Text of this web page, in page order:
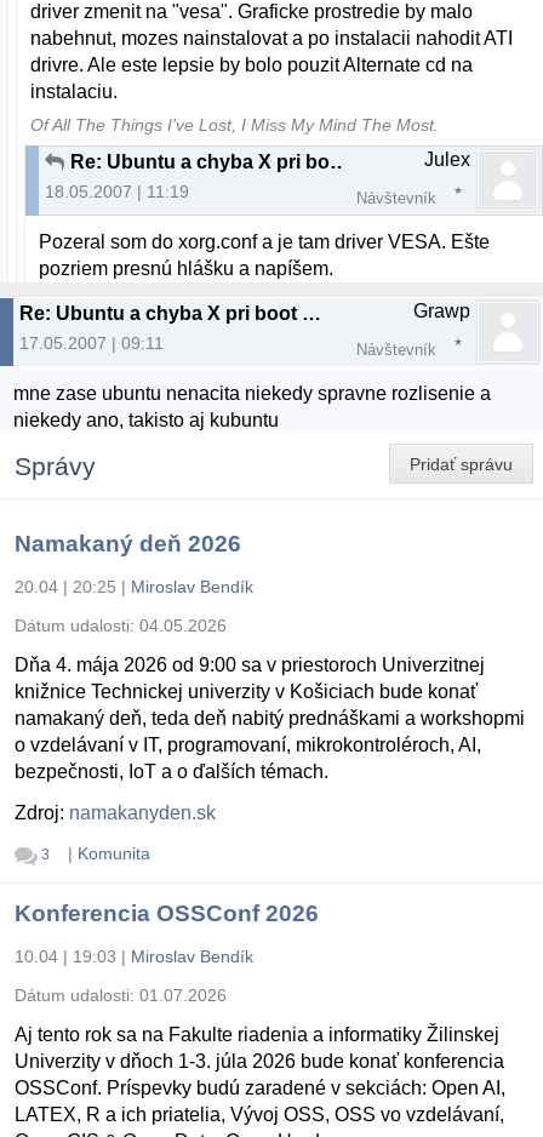
driver zmenit na "vesa". Graficke prostredie by malo
nabehnut, mozes nainstalovat a po instalacii nahodit ATI
drivre. Ale este lepsie by bolo pouzit Alternate cd na
instalaciu.
Of All The Things I've Lost, I Miss My Mind The Most.
Re: Ubuntu a chyba X pri boot LIVE CD
18.05.2007 | 11:19
Julex
Návštevník
Pozeral som do xorg.conf a je tam driver VESA. Ešte
pozriem presnú hlášku a napíšem.
Re: Ubuntu a chyba X pri boot LIVE CD
17.05.2007 | 09:11
Grawp
Návštevník
mne zase ubuntu nenacita niekedy spravne rozlisenie a
niekedy ano, takisto aj kubuntu
Pridať správu
Správy
Namakaný deň 2026
20.04 | 20:25 | Miroslav Bendík
Dátum udalosti: 04.05.2026
Dňa 4. mája 2026 od 9:00 sa v priestoroch Univerzitnej
knižnice Technickej univerzity v Košiciach bude konať
namakaný deň, teda deň nabitý prednáškami a workshopmi
o vzdelávaní v IT, programovaní, mikrokontroléroch, AI,
bezpečnosti, IoT a o ďalších témach.
Zdroj: namakanyden.sk
3 | Komunita
Konferencia OSSConf 2026
10.04 | 19:03 | Miroslav Bendík
Dátum udalosti: 01.07.2026
Aj tento rok sa na Fakulte riadenia a informatiky Žilinskej
Univerzity v dňoch 1-3. júla 2026 bude konať konferencia
OSSConf. Príspevky budú zaradené v sekciách: Open AI,
LATEX, R a ich priatelia, Vývoj OSS, OSS vo vzdelávaní,